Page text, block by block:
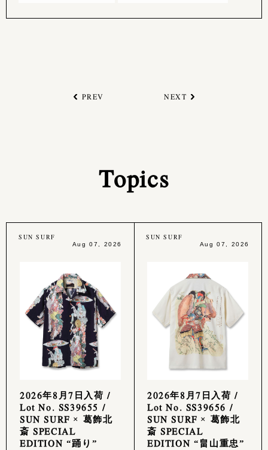
PREV NEXT
Topics
SUN SURF
Aug 07, 2026
2026年8月7日入荷 /
Lot No. SS39655 /
SUN SURF × 葛飾北
斎 SPECIAL
EDITION “踊り”
SUN SURF
Aug 07, 2026
2026年8月7日入荷 /
Lot No. SS39656 /
SUN SURF × 葛飾北
斎 SPECIAL
EDITION “畠山重忠”